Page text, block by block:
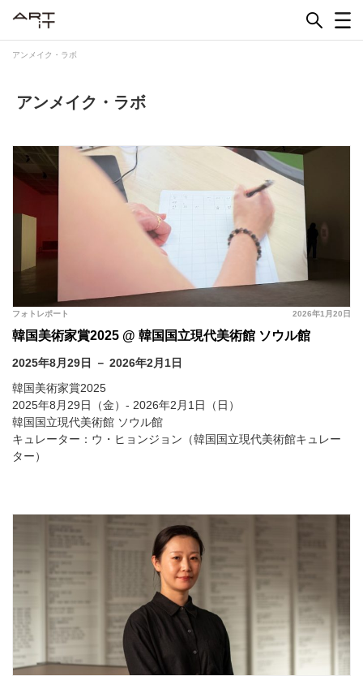
アンメイク・ラボ
アンメイク・ラボ
2026年1月20日
フォトレポート
韓国美術家賞2025 @ 韓国国立現代美術館 ソウル館
2025年8月29日 － 2026年2月1日
韓国美術家賞2025
2025年8月29日（金）- 2026年2月1日（日）
韓国国立現代美術館 ソウル館
キュレーター：ウ・ヒョンジョン（韓国国立現代美術館キュレー
ター）